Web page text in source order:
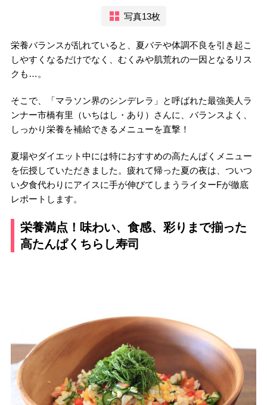
写真13枚
栄養バランスが乱れていると、夏バテや体調不良を引き起こ
しやすくなるだけでなく、むくみや肌荒れの一因となるリス
クも…。
そこで、「マラソン界のシンデレラ」と呼ばれた最強美人ラ
ンナー市橋有里（いちはし・あり）さんに、バランスよく、
しっかり栄養を補給できるメニューを直撃！
夏場やダイエット中には特におすすめの高たんぱくメニュー
を伝授していただきました。疲れて帰った夏の夜は、ついつ
い夕食代わりにアイスに手が伸びてしまうライターFが徹底
レポートします。
栄養満点！味わい、食感、彩りまで揃った
高たんぱくちらし寿司